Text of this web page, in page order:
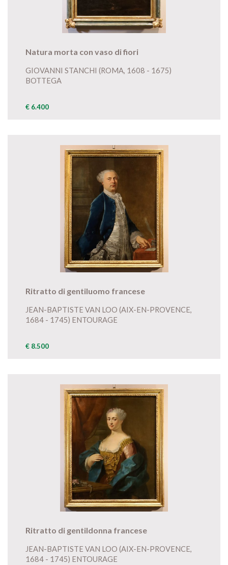
Natura morta con vaso di fiori
GIOVANNI STANCHI (ROMA, 1608 - 1675)
BOTTEGA
€ 6.400
Ritratto di gentiluomo francese
JEAN-BAPTISTE VAN LOO (AIX-EN-PROVENCE,
1684 - 1745) ENTOURAGE
€ 8.500
Ritratto di gentildonna francese
JEAN-BAPTISTE VAN LOO (AIX-EN-PROVENCE,
1684 - 1745) ENTOURAGE